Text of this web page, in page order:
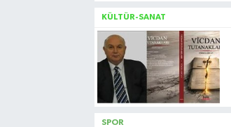
KÜLTÜR-SANAT
SPOR